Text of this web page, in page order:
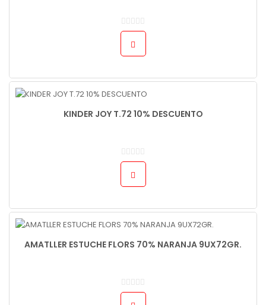
KINDER JOY T.72 10% DESCUENTO
AMATLLER ESTUCHE FLORS 70% NARANJA 9UX72GR.